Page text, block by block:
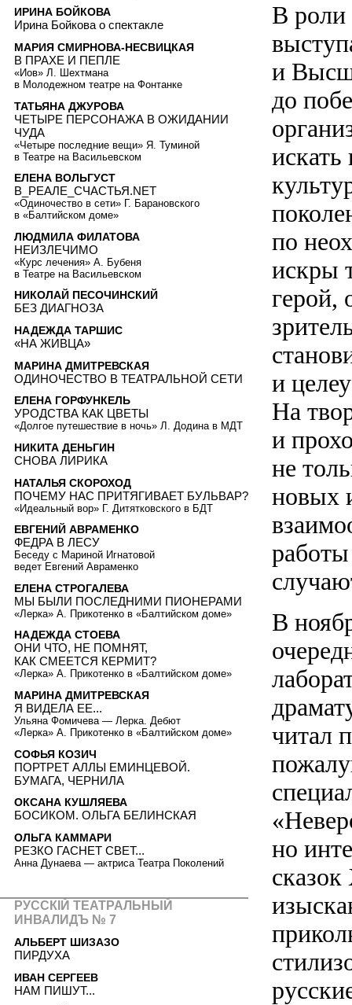
В роли
и
до
по
искры
герой,
и
На
и
не
новых
В
читал
но
сказок
ИРИНА БОЙКОВА
Ирина Бойкова о спектакле
МАРИЯ СМИРНОВА-НЕСВИЦКАЯ
В ПРАХЕ И ПЕПЛЕ
«Иов» Л. Шехтмана
в Молодежном театре на Фонтанке
ТАТЬЯНА ДЖУРОВА
ЧЕТЫРЕ ПЕРСОНАЖА В ОЖИДАНИИ
ЧУДА
«Четыре последние вещи» Я. Туминой
в Театре на Васильевском
ЕЛЕНА ВОЛЬГУСТ
В_РЕАЛЕ_СЧАСТЬЯ.NET
«Одиночество в сети» Г. Барановского
в «Балтийском доме»
ЛЮДМИЛА ФИЛАТОВА
НЕИЗЛЕЧИМО
«Курс лечения» А. Бубеня
в Театре на Васильевском
НИКОЛАЙ ПЕСОЧИНСКИЙ
БЕЗ ДИАГНОЗА
НАДЕЖДА ТАРШИС
«НА ЖИВЦА»
МАРИНА ДМИТРЕВСКАЯ
ОДИНОЧЕСТВО В ТЕАТРАЛЬНОЙ СЕТИ
ЕЛЕНА ГОРФУНКЕЛЬ
УРОДСТВА КАК ЦВЕТЫ
«Долгое путешествие в ночь» Л. Додина в МДТ
НИКИТА ДЕНЬГИН
СНОВА ЛИРИКА
НАТАЛЬЯ СКОРОХОД
ПОЧЕМУ НАС ПРИТЯГИВАЕТ БУЛЬВАР?
«Идеальный вор» Г. Дитятковского в БДТ
ЕВГЕНИЙ АВРАМЕНКО
ФЕДРА В ЛЕСУ
Беседу с Мариной Игнатовой
ведет Евгений Авраменко
ЕЛЕНА СТРОГАЛЕВА
МЫ БЫЛИ ПОСЛЕДНИМИ ПИОНЕРАМИ
«Лерка» А. Прикотенко в «Балтийском доме»
НАДЕЖДА СТОЕВА
ОНИ ЧТО, НЕ ПОМНЯТ,
КАК СМЕЕТСЯ КЕРМИТ?
«Лерка» А. Прикотенко в «Балтийском доме»
МАРИНА ДМИТРЕВСКАЯ
Я ВИДЕЛА ЕЕ...
Ульяна Фомичева — Лерка. Дебют
«Лерка» А. Прикотенко в «Балтийском доме»
СОФЬЯ КОЗИЧ
ПОРТРЕТ АЛЛЫ ЕМИНЦЕВОЙ.
БУМАГА, ЧЕРНИЛА
ОКСАНА КУШЛЯЕВА
БОСИКОМ. ОЛЬГА БЕЛИНСКАЯ
ОЛЬГА КАММАРИ
РЕЗКО ГАСНЕТ СВЕТ...
Анна Дунаева — актриса Театра Поколений
РУССКIЙ ТЕАТРАЛЬНЫЙ
ИНВАЛИДЪ № 7
АЛЬБЕРТ ШИЗАЗО
ПИРДУХА
ИВАН СЕРГЕЕВ
НАМ ПИШУТ...